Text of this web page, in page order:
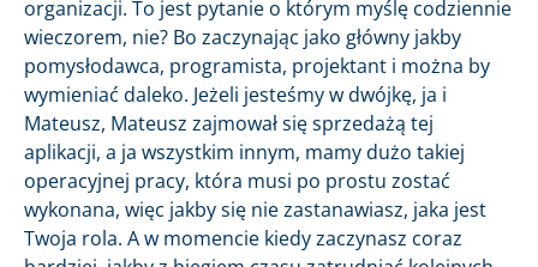
organizacji. To jest pytanie o którym myślę codziennie
wieczorem, nie? Bo zaczynając jako główny jakby
pomysłodawca, programista, projektant i można by
wymieniać daleko. Jeżeli jesteśmy w dwójkę, ja i
Mateusz, Mateusz zajmował się sprzedażą tej
aplikacji, a ja wszystkim innym, mamy dużo takiej
operacyjnej pracy, która musi po prostu zostać
wykonana, więc jakby się nie zastanawiasz, jaka jest
Twoja rola. A w momencie kiedy zaczynasz coraz